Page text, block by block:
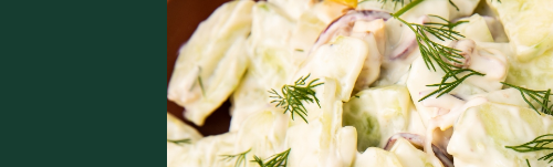
Toast de trucha
curada y queso
casero
30 min
EMPANADAS DE
CARNE
60 min